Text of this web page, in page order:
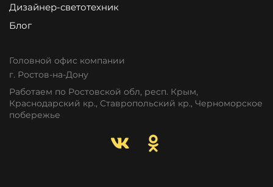
Дизайнер-светотехник
Блог
Головной офис компании
г. Ростов-на-Дону
Работаем по Ростовской обл, респ. Крым,
Краснодарский кр., Ставропольский кр., Черноморское
побережье